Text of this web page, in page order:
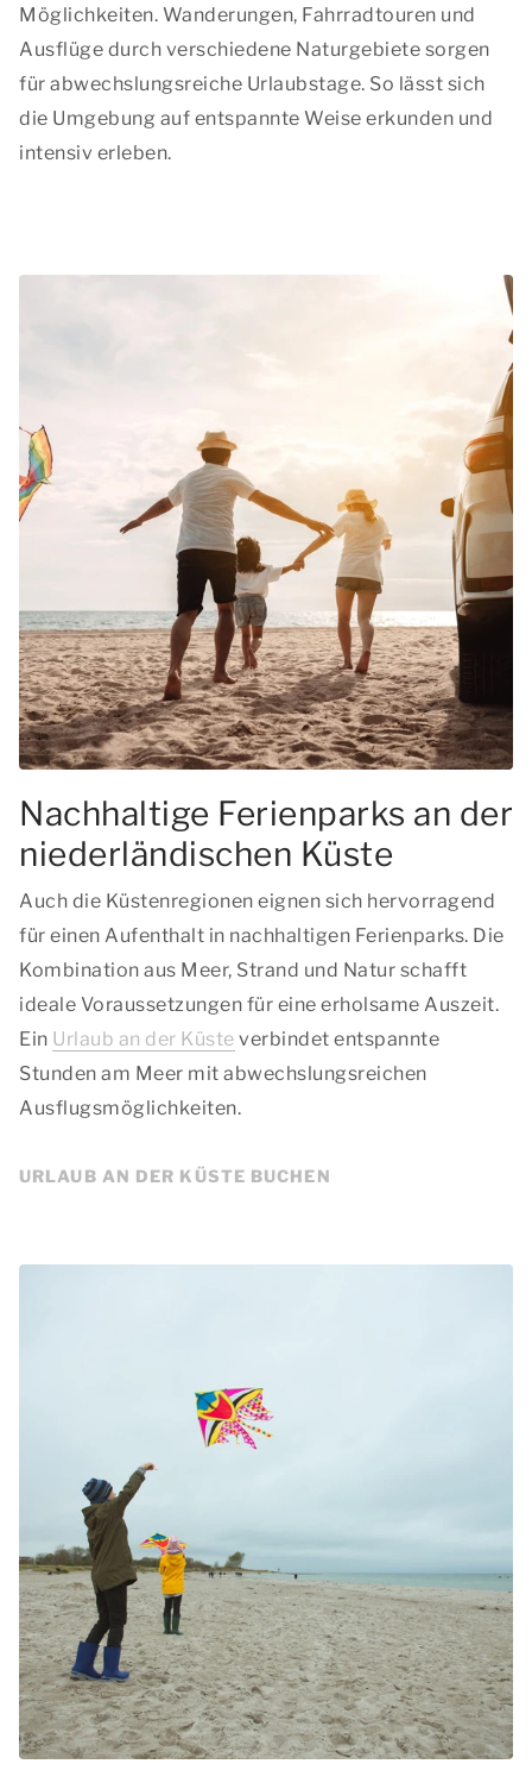
Möglichkeiten. Wanderungen, Fahrradtouren und
Ausflüge durch verschiedene Naturgebiete sorgen
für abwechslungsreiche Urlaubstage. So lässt sich
die Umgebung auf entspannte Weise erkunden und
intensiv erleben.
Nachhaltige Ferienparks an der
niederländischen Küste
Auch die Küstenregionen eignen sich hervorragend
für einen Aufenthalt in nachhaltigen Ferienparks. Die
Kombination aus Meer, Strand und Natur schafft
ideale Voraussetzungen für eine erholsame Auszeit.
Ein Urlaub an der Küste verbindet entspannte
Stunden am Meer mit abwechslungsreichen
Ausflugsmöglichkeiten.
URLAUB AN DER KÜSTE BUCHEN